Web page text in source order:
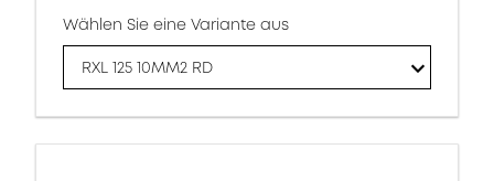
Wählen Sie eine Variante aus
RXL 125 10MM2 RD